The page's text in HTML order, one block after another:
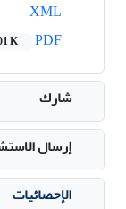
K
شارك
إرسال
الإحصائيات